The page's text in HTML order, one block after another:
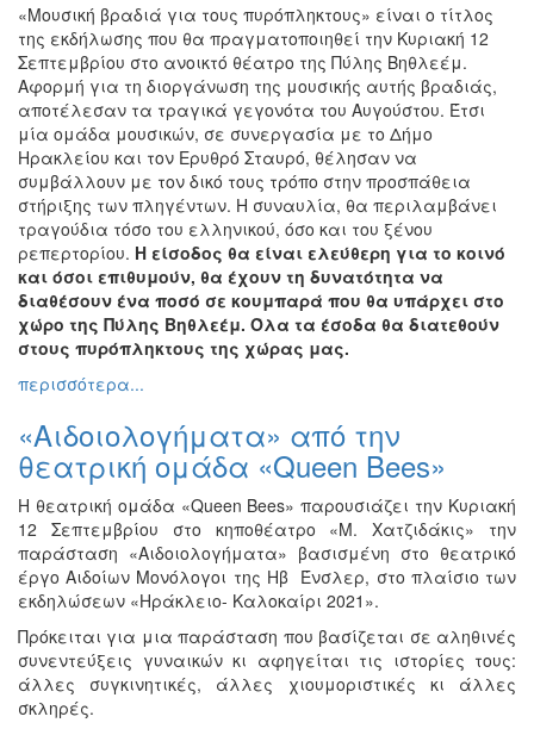
«Μουσική βραδιά για τους πυρόπληκτους» είναι ο τίτλος
της εκδήλωσης που θα πραγματοποιηθεί την Κυριακή 12
Σεπτεμβρίου στο ανοικτό θέατρο της Πύλης Βηθλεέμ.
Αφορμή για τη διοργάνωση της μουσικής αυτής βραδιάς,
αποτέλεσαν τα τραγικά γεγονότα του Αυγούστου. Έτσι
μία ομάδα μουσικών, σε συνεργασία με το Δήμο
Ηρακλείου και τον Ερυθρό Σταυρό, θέλησαν να
συμβάλλουν με τον δικό τους τρόπο στην προσπάθεια
στήριξης των πληγέντων. Η συναυλία, θα περιλαμβάνει
τραγούδια τόσο του ελληνικού, όσο και του ξένου
ρεπερτορίου. Η είσοδος θα είναι ελεύθερη για το κοινό
και όσοι επιθυμούν, θα έχουν τη δυνατότητα να
διαθέσουν ένα ποσό σε κουμπαρά που θα υπάρχει στο
χώρο της Πύλης Βηθλεέμ. Όλα τα έσοδα θα διατεθούν
στους πυρόπληκτους της χώρας μας.
περισσότερα...
«Αιδοιολογήματα» από την
θεατρική ομάδα «Queen Bees»
Η θεατρική ομάδα «Queen Bees» παρουσιάζει την Κυριακή
12 Σεπτεμβρίου στο κηποθέατρο «Μ. Χατζιδάκις» την
παράσταση «Αιδοιολογήματα» βασισμένη στο θεατρικό
έργο Αιδοίων Μονόλογοι της Ηβ Ένσλερ, στο πλαίσιο των
εκδηλώσεων «Ηράκλειο- Καλοκαίρι 2021».
Πρόκειται για μια παράσταση που βασίζεται σε αληθινές
συνεντεύξεις γυναικών κι αφηγείται τις ιστορίες τους:
άλλες συγκινητικές, άλλες χιουμοριστικές κι άλλες
σκληρές.